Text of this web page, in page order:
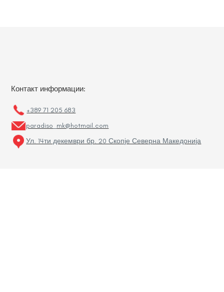
Контакт информации:
+389 71 205 683
paradiso_mk@hotmail.com
Ул. 14ти декември бр. 20 Скопје Северна Македонија